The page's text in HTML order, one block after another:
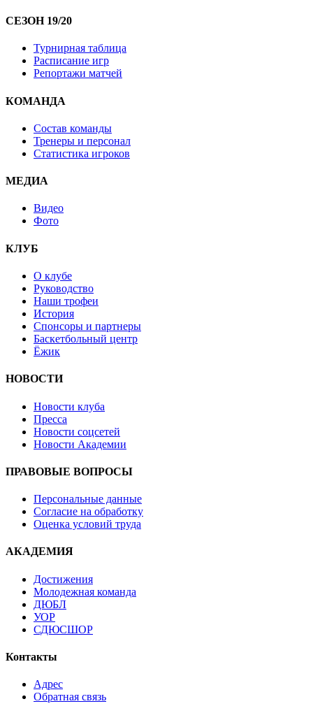
СЕЗОН 19/20
Турнирная таблица
Расписание игр
Репортажи матчей
КОМАНДА
Состав команды
Тренеры и персонал
Статистика игроков
МЕДИА
Видео
Фото
КЛУБ
О клубе
Руководство
Наши трофеи
История
Спонсоры и партнеры
Баскетбольный центр
Ёжик
НОВОСТИ
Новости клуба
Пресса
Новости соцсетей
Новости Академии
ПРАВОВЫЕ ВОПРОСЫ
Персональные данные
Согласие на обработку
Оценка условий труда
АКАДЕМИЯ
Достижения
Молодежная команда
ДЮБЛ
УОР
СДЮСШОР
Контакты
Адрес
Обратная связь